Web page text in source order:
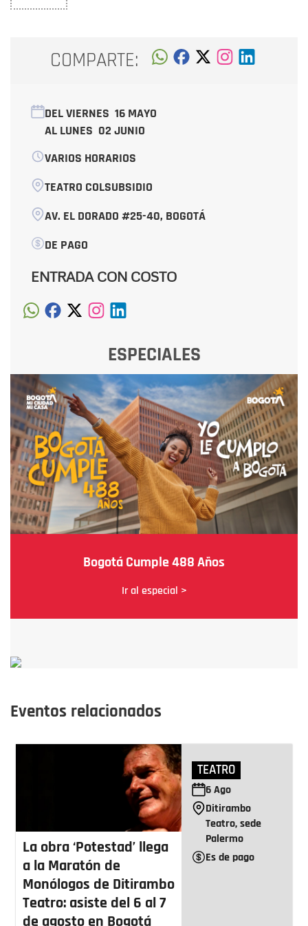
COMPARTE:
DEL VIERNES 16 MAYO
AL LUNES 02 JUNIO
VARIOS HORARIOS
TEATRO COLSUBSIDIO
AV. EL DORADO #25-40, BOGOTÁ
DE PAGO
ENTRADA CON COSTO
ESPECIALES
Bogotá Cumple 488 Años
Ir al especial >
Eventos relacionados
La obra ‘Potestad’ llega
a la Maratón de
Monólogos de Ditirambo
Teatro: asiste del 6 al 7
de agosto en Bogotá
TEATRO
6Ago
Ditirambo
Teatro, sede
Palermo
Es de pago